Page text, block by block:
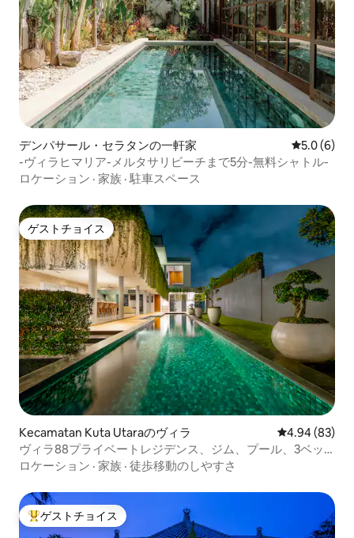
デンパサール・セラタンの一軒家 レビュー6
5.0 (6)
-ヴィラヒマリア-メルタサリビーチまで5分-無料シャトル-
ロケーション · 家族 · 駐車スペース
ゲストチョイス
ゲストチョイス
Kecamatan Kuta Utaraのヴィラ レビュー83
4.94 (83)
ヴィラ88プライベートレジデンス、ジム、プール、3ベッ
ド
ロケーション · 家族 · 徒歩移動のしやすさ
大好評のゲストチョイスです。
ゲストチョイス